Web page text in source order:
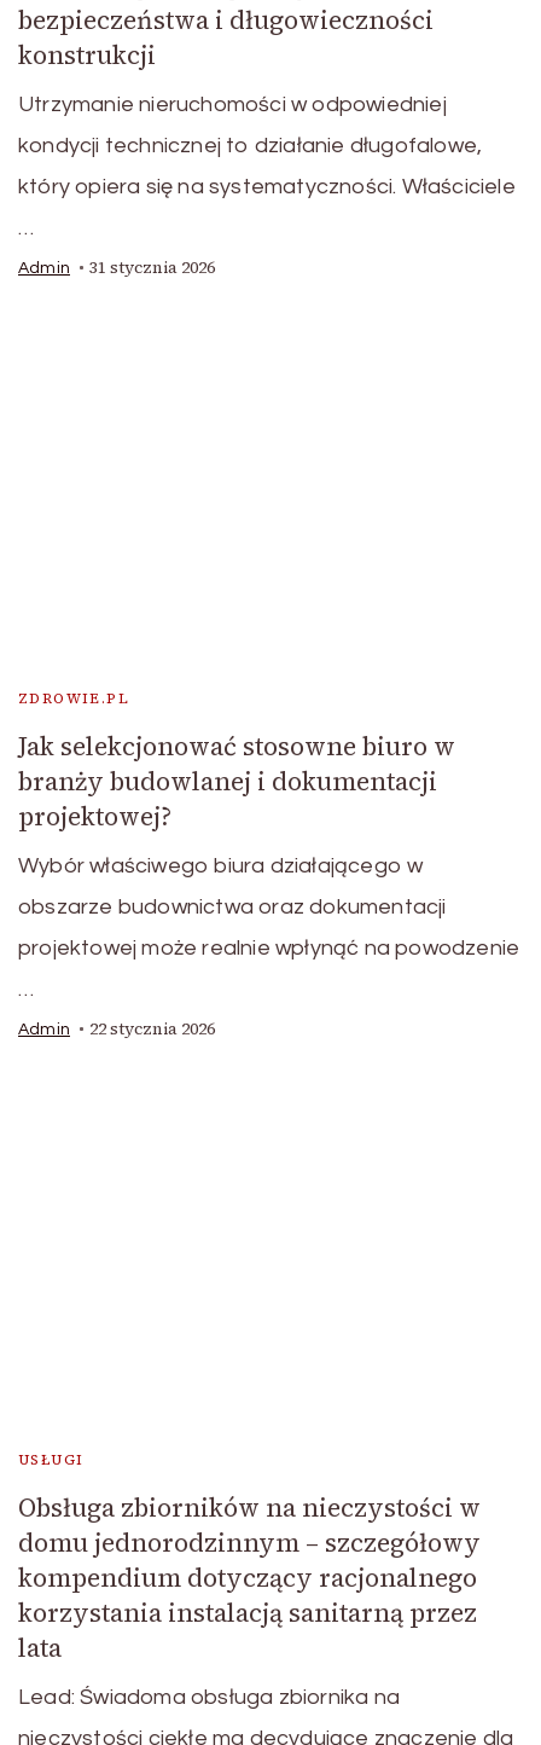
bezpieczeństwa i długowieczności
konstrukcji
Utrzymanie nieruchomości w odpowiedniej
kondycji technicznej to działanie długofalowe,
który opiera się na systematyczności. Właściciele
…
Admin 31 stycznia 2026
ZDROWIE.PL
Jak selekcjonować stosowne biuro w
branży budowlanej i dokumentacji
projektowej?
Wybór właściwego biura działającego w
obszarze budownictwa oraz dokumentacji
projektowej może realnie wpłynąć na powodzenie
…
Admin 22 stycznia 2026
USŁUGI
Obsługa zbiorników na nieczystości w
domu jednorodzinnym – szczegółowy
kompendium dotyczący racjonalnego
korzystania instalacją sanitarną przez
lata
Lead: Świadoma obsługa zbiornika na
nieczystości ciekłe ma decydujące znaczenie dla